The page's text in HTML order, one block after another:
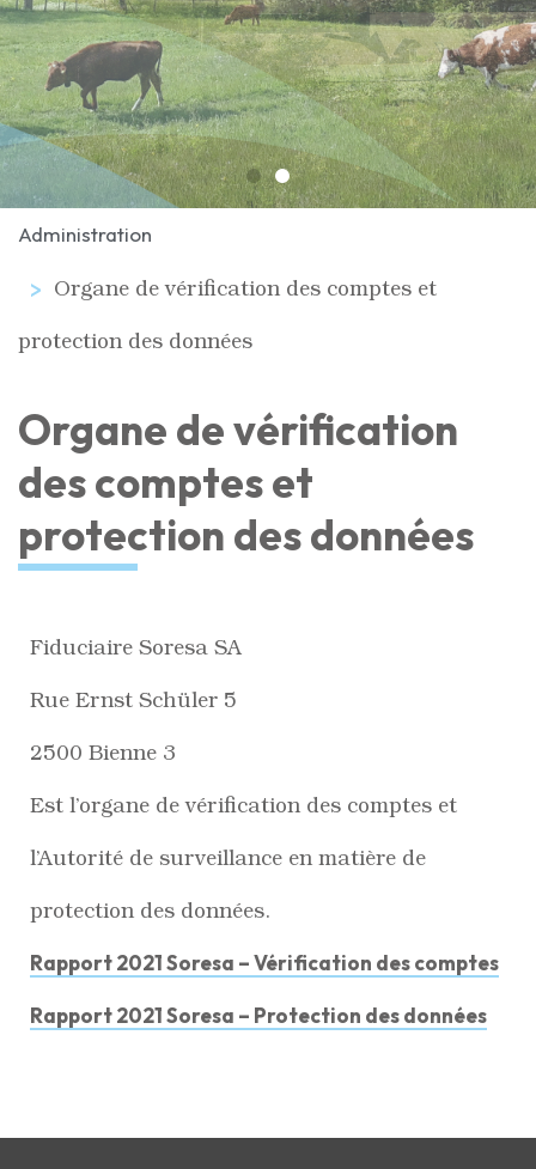
Administration
Organe de vérification des comptes et
protection des données
Organe de vérification
des comptes et
protection des données
Fiduciaire Soresa SA
Rue Ernst Schüler 5
2500 Bienne 3
Est l’organe de vérification des comptes et
l’Autorité de surveillance en matière de
protection des données.
Rapport 2021 Soresa – Vérification des comptes
Rapport 2021 Soresa – Protection des données